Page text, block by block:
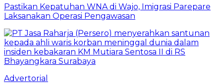
Pastikan Kepatuhan WNA di Wajo, Imigrasi Parepare
Laksanakan Operasi Pengawasan
Advertorial